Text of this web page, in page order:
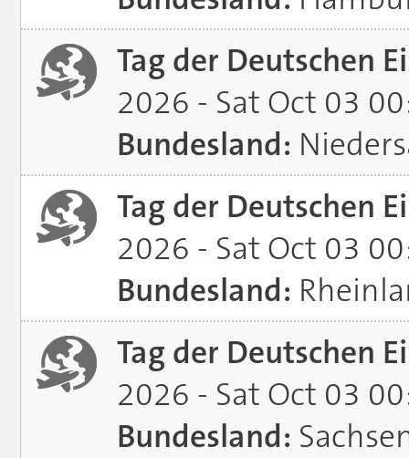
Tag der Deutschen
2026 - Sat Oct 03
Bundesland:
Tag der Deutschen
2026 - Sat Oct 03
Bundesland:
Tag der Deutschen
2026 - Sat Oct 03
Bundesland: